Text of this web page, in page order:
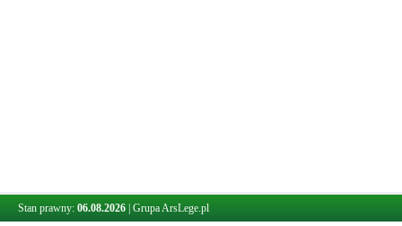
Stan prawny: 06.08.2026 Grupa ArsLege.pl